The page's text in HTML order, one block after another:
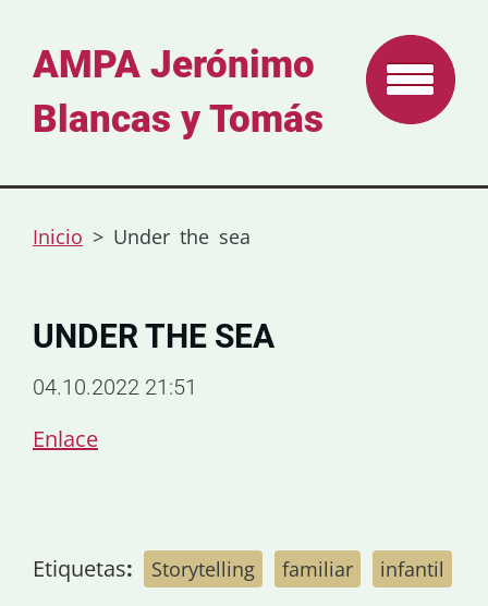
AMPA Jerónimo
Blancas y Tomás
Inicio > Under the sea
UNDER THE SEA
04.10.2022 21:51
Enlace
Etiquetas: Storytelling familiar infantil